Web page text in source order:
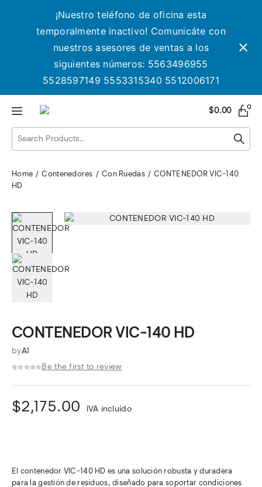
¡Nuestro teléfono de oficina esta
temporalmente inactivo! Comunicáte con
nuestros asesores de ventas a los
siguientes números: 5563496955
5528597149 5553315340 5512006171
$0.00 0
Home Contenedores Con Ruedas
CONTENEDOR VIC-140
HD
CONTENEDOR VIC-140 HD
byA1
Be the first to review
$2,175.00 IVA incluído
El contenedor VIC-140 HD es una solución robusta y duradera
para la gestión de residuos, diseñado para soportar condiciones